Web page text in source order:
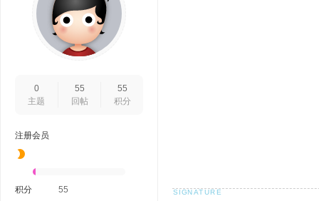
0
主题
55
回帖
55
积分
注册会员
积分 55